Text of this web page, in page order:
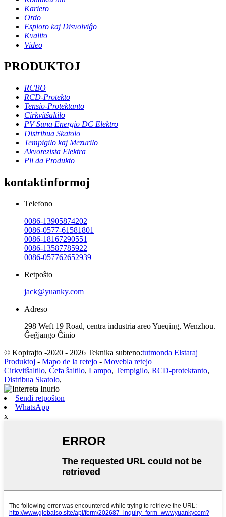
Kariero
Ordo
Esploro kaj Disvolviĝo
Kvalito
Video
PRODUKTOJ
RCBO
RCD-Protekto
Tensio-Protektanto
Cirkvitŝaltilo
PV Suna Energio DC Elektro
Distribua Skatolo
Tempigilo kaj Mezurilo
Akvorezista Elektra
Pli da Produkto
kontaktinformoj
Telefono
0086-13905874202
0086-0577-61581801
0086-18167290551
0086-13587785922
0086-057762652939
Retpoŝto
jack@yuanky.com
Adreso
298 Weft 19 Road, centra industria areo Yueqing, Wenzhou.
Ĝeĝjango Ĉinio
© Kopirajto -2020 - 2026 Teknika subteno:tutmonda Elstaraj
Produktoj - Mapo de la retejo - Movebla retejo
Cirkvitŝaltilo, Ĉefa ŝaltilo, Lampo, Tempigilo, RCD-protektanto,
Distribua Skatolo,
Sendi retpoŝton
WhatsApp
x